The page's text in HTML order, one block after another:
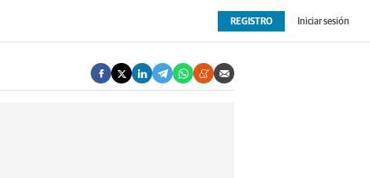
OPINIÓN EXTRAS
REGISTRO Iniciar sesión